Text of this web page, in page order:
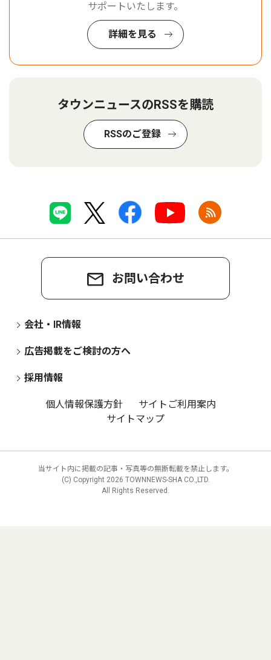
サポートいたします。
詳細を見る
タウンニュースのRSSを購読
RSSのご登録
お問い合わせ
会社・IR情報
広告掲載をご検討の方へ
採用情報
個人情報保護方針
サイトご利用案内
サイトマップ
当サイト内に掲載の記事・写真等の無断転載を禁止します。
(C) Copyright 2026 TOWNNEWS-SHA CO.,LTD.
All Rights Reserved.